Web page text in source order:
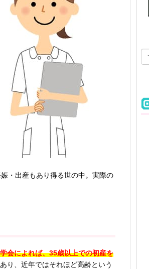
・出産もあり得る世の中。実際の
会によれば、35歳以上での初産を
り、近年ではそれほど高齢という